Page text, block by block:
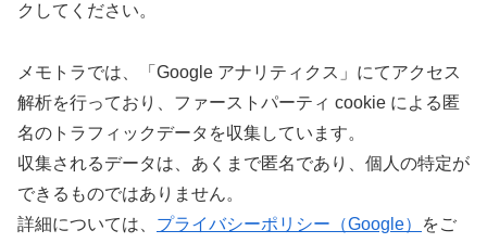
クしてください。
メモトラでは、「Google アナリティクス」にてアクセス
解析を行っており、ファーストパーティ cookie による匿
名のトラフィックデータを収集しています。
収集されるデータは、あくまで匿名であり、個人の特定が
できるものではありません。
詳細については、 プライバシーポリシー（Google）
をご